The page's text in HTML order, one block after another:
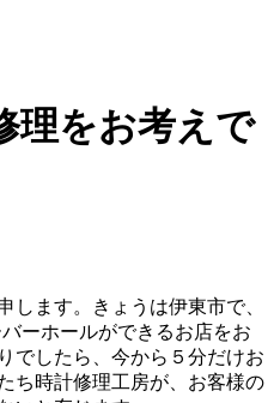
理をお考えで
します。きょうは伊東市で、
ーホールができるお店をお
でしたら、今から５分だけお
ち時計修理工房が、お客様の